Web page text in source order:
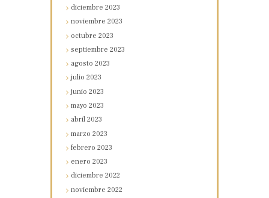
diciembre2023
noviembre2023
octubre2023
septiembre2023
agosto2023
julio2023
junio2023
mayo2023
abril2023
marzo2023
febrero2023
enero2023
diciembre2022
noviembre2022